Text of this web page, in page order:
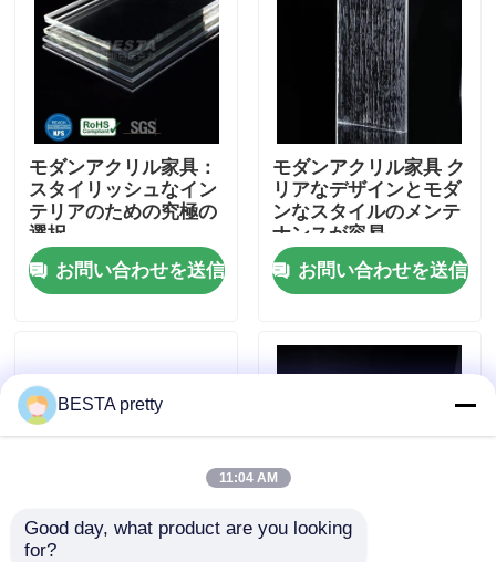
ビデオ
わたしたち に つい て
工場 ツアー
品質管理
ニュース
引金 を 求め て ください
モダンアクリル家具：
スタイリッシュなイン
テリアのための究極の
選択
お問い合わせを送信
モダンアクリル家具 ク
リアなデザインとモダ
ンなスタイルのメンテ
ナンスが容易
お問い合わせを送信
カスタマイズされたカ
BESTA pretty
11:04 AM
Good day, what product are you looking
for?